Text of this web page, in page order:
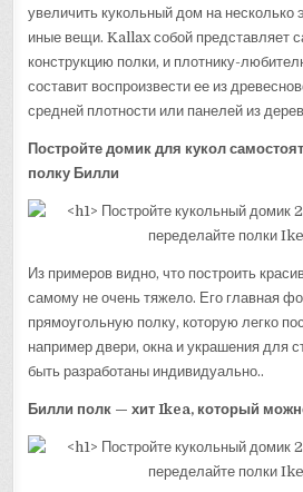
увеличить кукольный дом на несколько
иные вещи. Kallax собой представляет
конструкцию полки, и плотнику-
составит воспроизвести ее из
средней плотности или панелей из
Постройте домик для кукол
полку Билли
Из примеров видно, что построить
самому не очень тяжело. Его главная
прямоугольную полку, которую легко
например двери, окна и украшения для
быть разработаны индивидуально..
Билли полк — хит Ikea, который